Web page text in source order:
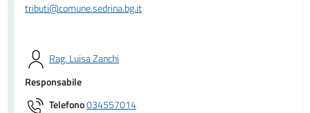
tributi@comune.sedrina.bg.it
Rag. Luisa Zanchi
Responsabile
Telefono034557014